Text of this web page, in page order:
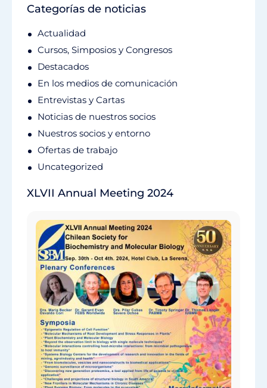
Categorías de noticias
Actualidad
Cursos, Simposios y Congresos
Destacados
En los medios de comunicación
Entrevistas y Cartas
Noticias de nuestros socios
Nuestros socios y entorno
Ofertas de trabajo
Uncategorized
XLVII Annual Meeting 2024